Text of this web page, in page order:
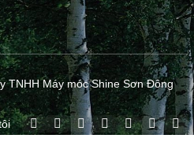
TNHH Máy móc Shine Sơn Đông